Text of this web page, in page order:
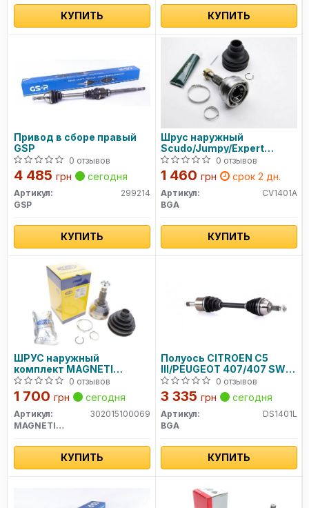
КУПИТЬ КУПИТЬ
Привод в сборе правый
GSP
0 отзывов
4 485 грн сегодня
Артикул:
299214
GSP
КУПИТЬ
Шрус наружный
Scudo/Jumpy/Expert
2.0HDi 07- 0 отзывов
1 460 грн срок 2 дн.
Артикул:
CV1401A
BGA
КУПИТЬ
ШРУС наружный
комплект MAGNETI
MARELLI
0 отзывов
1 700 грн сегодня
Артикул:
302015100069
MAGNETI MARELLI
КУПИТЬ
Полуось CITROEN C5
III/PEUGEOT 407/407 SW
2.0D/2.2D 04- Л.
0 отзывов
3 335 грн сегодня
Артикул:
DS1401L
BGA
КУПИТЬ